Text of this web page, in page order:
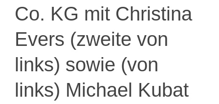
Co. KG mit Christina
Evers (zweite von
links) sowie (von
links) Michael Kubat